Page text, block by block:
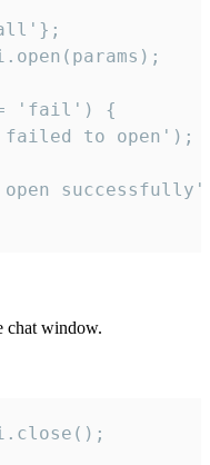
'fail') {
to open');
chat window.